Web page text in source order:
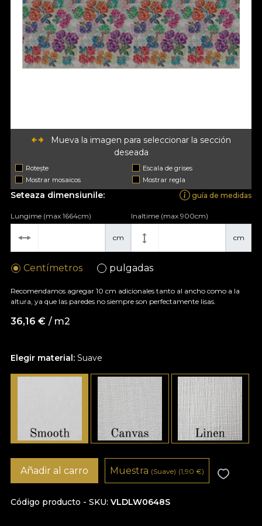
Mueva la imagen para seleccionar la sección
deseada
Rotește
Escala de grises
Mostrar mosaicos
Mostrar regla
Elegir material: Suave
Seteaza dimensiunile: guía de medidas
cm
Lungime (max 1664cm)
cm
Inaltime (max 900cm)
Centímetros pulgadas
Recomendamos agregar 10 cm adicionales tanto al ancho como a la
altura, ya que las paredes no siempre son perfectamente lisas.
36,16 € / m2
Código producto - SKU VLDLW0648S
Añadir al carro Muestra (Suave) (1,90 €)